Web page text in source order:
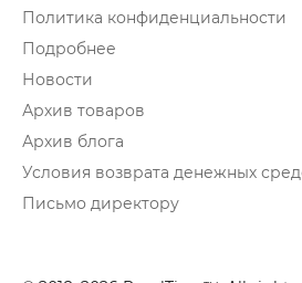
Политика конфиденциальности
Подробнее
Новости
Архив товаров
Архив блога
Условия возврата денежных
Письмо директору